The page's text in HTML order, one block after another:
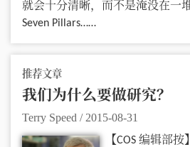
就会十分清晰，而不是淹没在一
Seven Pillars……
推荐文章
我们为什么要做研究？
Terry Speed / 2015-08-31
【COS 编辑部